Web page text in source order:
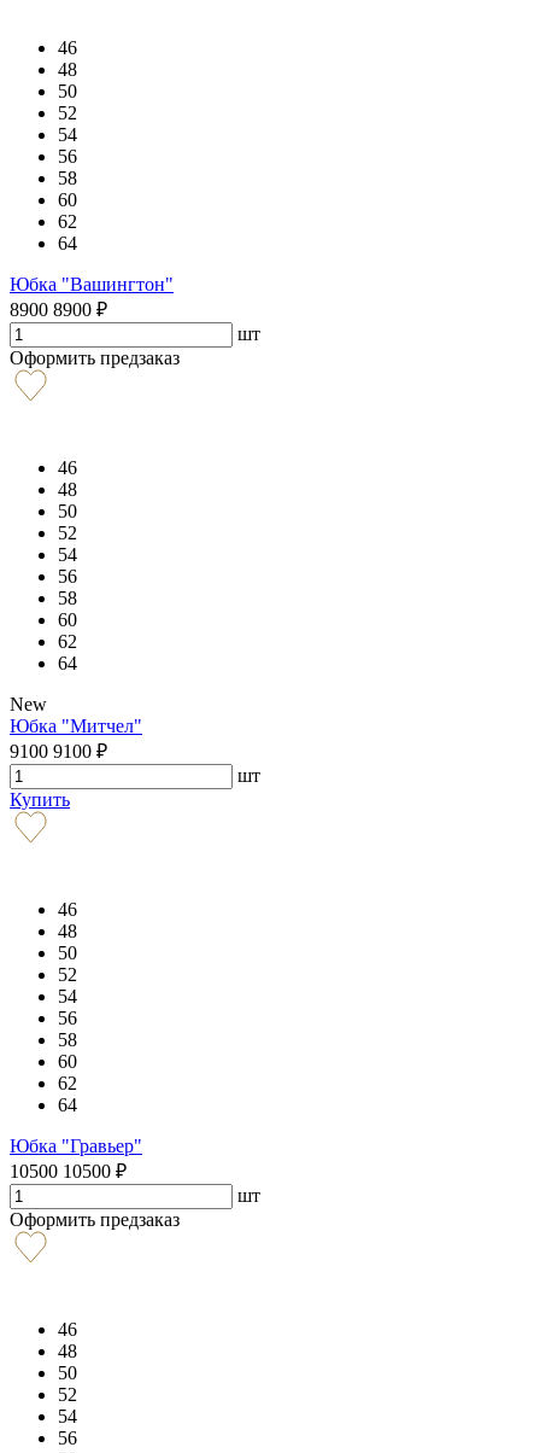
46
48
50
52
54
56
58
60
62
64
Юбка "Вашингтон"
8900 8900 ₽
шт
Оформить предзаказ
46
48
50
52
54
56
58
60
62
64
New
Юбка "Митчел"
9100 9100 ₽
шт
Купить
46
48
50
52
54
56
58
60
62
64
Юбка "Гравьер"
10500 10500 ₽
шт
Оформить предзаказ
46
48
50
52
54
56